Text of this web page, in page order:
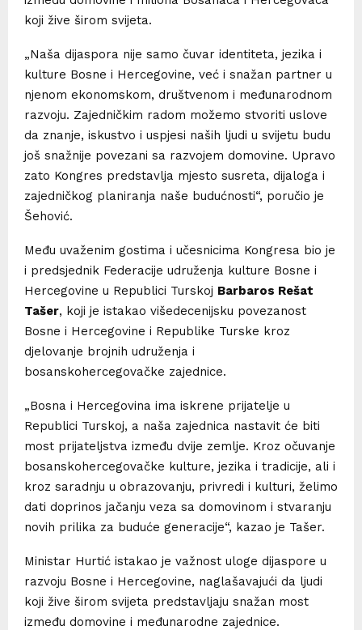
koji žive širom svijeta.
„Naša dijaspora nije samo čuvar identiteta, jezika i
kulture Bosne i Hercegovine, već i snažan partner u
njenom ekonomskom, društvenom i međunarodnom
razvoju. Zajedničkim radom možemo stvoriti uslove
da znanje, iskustvo i uspjesi naših ljudi u svijetu budu
još snažnije povezani sa razvojem domovine. Upravo
zato Kongres predstavlja mjesto susreta, dijaloga i
zajedničkog planiranja naše budućnosti“, poručio je
Šehović.
Među uvaženim gostima i učesnicima Kongresa bio je
i predsjednik Federacije udruženja kulture Bosne i
Hercegovine u Republici Turskoj Barbaros Rešat
Tašer, koji je istakao višedecenijsku povezanost
Bosne i Hercegovine i Republike Turske kroz
djelovanje brojnih udruženja i
bosanskohercegovačke zajednice.
„Bosna i Hercegovina ima iskrene prijatelje u
Republici Turskoj, a naša zajednica nastavit će biti
most prijateljstva između dvije zemlje. Kroz očuvanje
bosanskohercegovačke kulture, jezika i tradicije, ali i
kroz saradnju u obrazovanju, privredi i kulturi, želimo
dati doprinos jačanju veza sa domovinom i stvaranju
novih prilika za buduće generacije“, kazao je Tašer.
Ministar Hurtić istakao je važnost uloge dijaspore u
razvoju Bosne i Hercegovine, naglašavajući da ljudi
koji žive širom svijeta predstavljaju snažan most
između domovine i međunarodne zajednice.